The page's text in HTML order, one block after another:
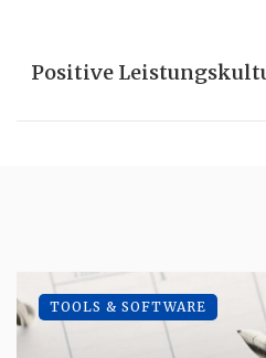
Positive
TOOLS & SOFTWARE